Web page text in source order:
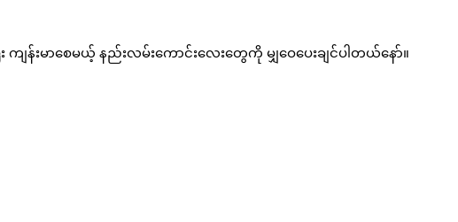
န်းမာစေမယ့် နည်းလမ်းကောင်းလေးတွေကို မျှဝေပေးချင်ပါတယ်နော်။